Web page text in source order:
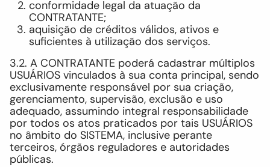
conformidade legal da atuação da
CONTRATANTE;
aquisição de créditos válidos, ativos e
suficientes à utilização dos serviços.
3.2. A CONTRATANTE poderá cadastrar múltiplos
USUÁRIOS vinculados à sua conta principal, sendo
exclusivamente responsável por sua criação,
gerenciamento, supervisão, exclusão e uso
adequado, assumindo integral responsabilidade
por todos os atos praticados por tais USUÁRIOS
no âmbito do SISTEMA, inclusive perante
terceiros, órgãos reguladores e autoridades
públicas.